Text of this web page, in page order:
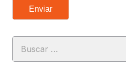
Enviar
Buscar: